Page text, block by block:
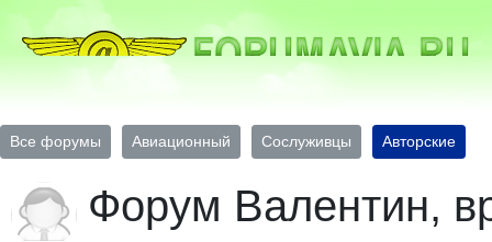
Все форумы Авиационный Сослуживцы Авторские
Форум Валентин,